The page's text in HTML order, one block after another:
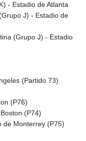
- Estadio de Atlanta
J) - Estadio de
(Grupo J) - Estadio
(Partido 73)
(P76)
(P74)
de Monterrey (P75)